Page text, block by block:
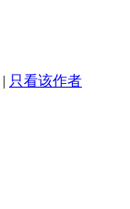
| 只看该作者